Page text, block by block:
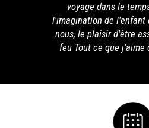
voyage dans le
l'imagination de l'enfant
nous, le plaisir d'être
feu Tout ce que j'aime